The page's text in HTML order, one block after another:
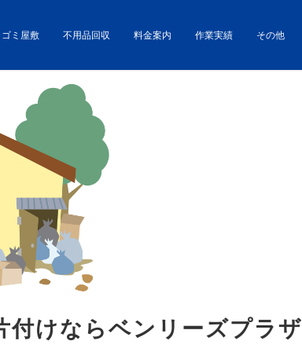
ゴミ屋敷 不用品回収 料金案内 作業実績 その他
付けならベンリーズプラザ